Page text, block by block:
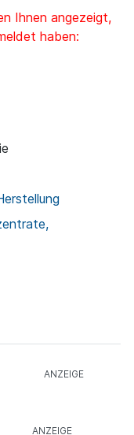
Ihnen angezeigt,
haben: